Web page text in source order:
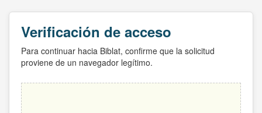
Verificación de acceso
Para continuar hacia Biblat, confirme que la solicitud
proviene de un navegador legítimo.